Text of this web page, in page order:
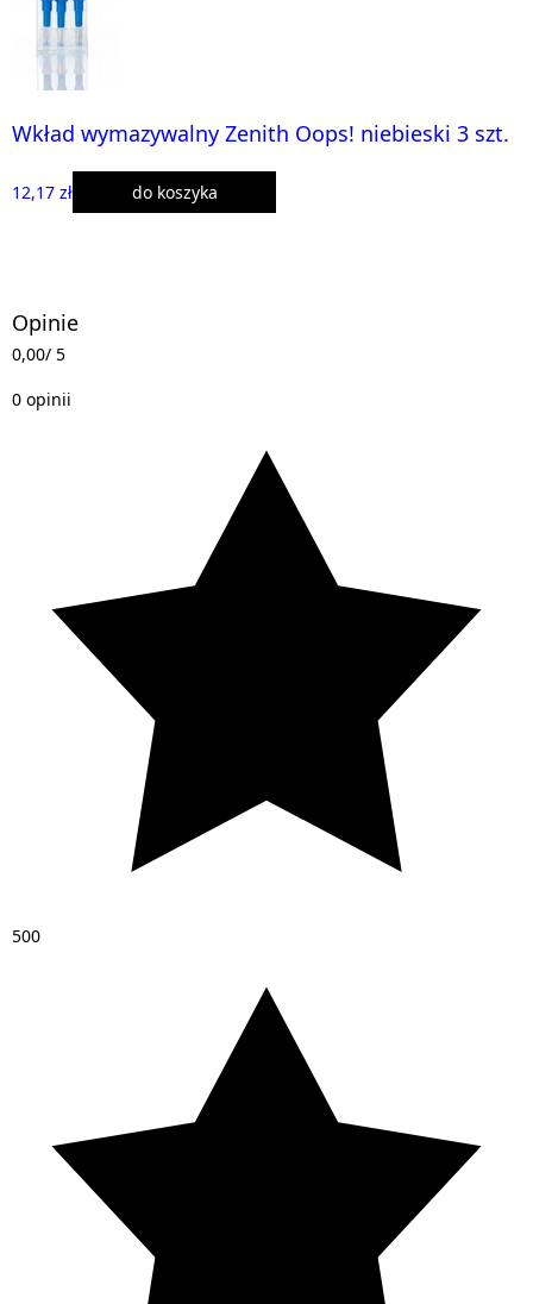
Wkład wymazywalny Zenith Oops! niebieski 3 szt.
12,17 zł do koszyka
Opinie
0,00/ 5
0 opinii
500